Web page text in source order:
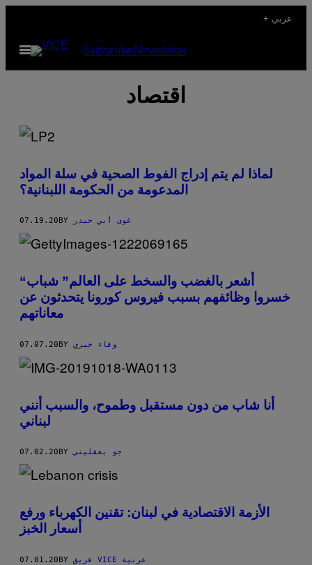
content
+ عربي
Open
Menu
SubscribeNewsletter
اقتصاد
لماذا لم يتم إدراج الفوط الصحية في سلة المواد
المدعومة من الحكومة اللبنانية؟
07.19.20 BY غوى أبي حيدر
“أشعر بالغضب والسخط على العالم” شباب
خسروا وظائفهم بسبب فيروس كورونا يتحدثون عن
معاناتهم
07.07.20BY وفاء خيري
أنا شاب من دون مستقبل وطموح، والسبب أنني
لبناني
07.02.20 BYجو بعقليني
الأزمة الاقتصادية في لبنان: تقنين الكهرباء ورفع
أسعار الخبز
07.01.20BY فريق VICE عربية